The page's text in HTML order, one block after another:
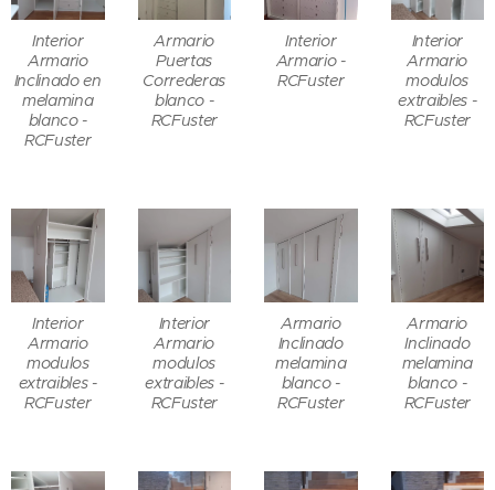
Interior
Armario
Inclinado en
melamina
blanco -
RCFuster
Armario
Puertas
Correderas
blanco -
RCFuster
Interior
Armario -
RCFuster
Interior
Armario
modulos
extraibles -
RCFuster
Interior
Armario
modulos
extraibles -
RCFuster
Interior
Armario
modulos
extraibles -
RCFuster
Armario
Inclinado
melamina
blanco -
RCFuster
Armario
Inclinado
melamina
blanco -
RCFuster